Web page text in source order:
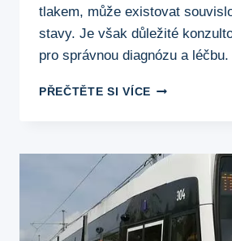
tlakem, může existovat
stavy. Je však důležité
pro správnou diagnózu a léčbu.
PŘEČTĚTE SI VÍCEBOLEST
NÍZKÝ
TLAK:
MOŽNÉ
SOUVISLOSTI